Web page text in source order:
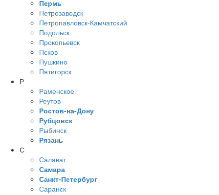
Пермь
Петрозаводск
Петропавловск-Камчатский
Подольск
Прокопьевск
Псков
Пушкино
Пятигорск
Р
Раменское
Реутов
Ростов-на-Дону
Рубцовск
Рыбинск
Рязань
С
Салават
Самара
Санкт-Петербург
Саранск